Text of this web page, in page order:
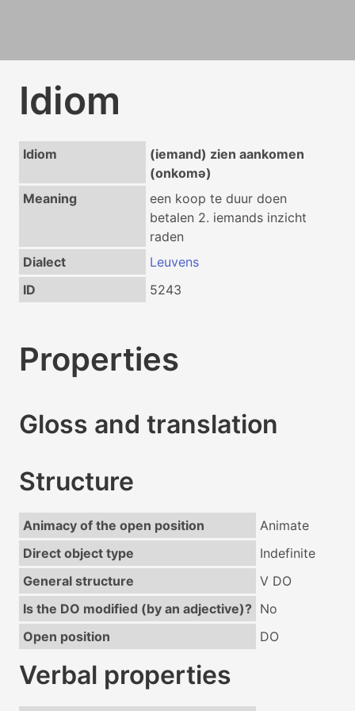
Idiom
Idiom
(iemand) zien aankomen
(onkomə)
Meaning
een koop te duur doen
betalen 2. iemands inzicht
raden
Dialect
Leuvens
ID
5243
Properties
Gloss and translation
Structure
Animacy of the open position
Animate
Direct object type
Indefinite
General structure
V DO
Is the DO modified (by an adjective)? No
Open position
DO
Verbal properties